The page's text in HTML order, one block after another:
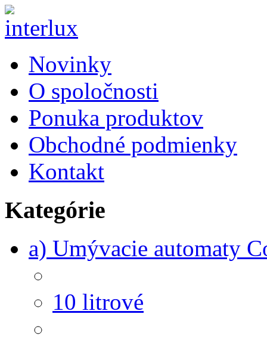
Novinky
O spoločnosti
Ponuka produktov
Obchodné podmienky
Kontakt
Kategórie
a) Umývacie automaty
10 litrové